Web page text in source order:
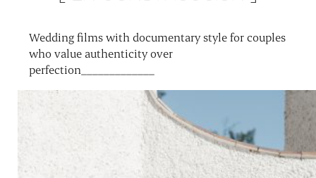
Wedding films with documentary style for couples
who value authenticity over
perfection_____________